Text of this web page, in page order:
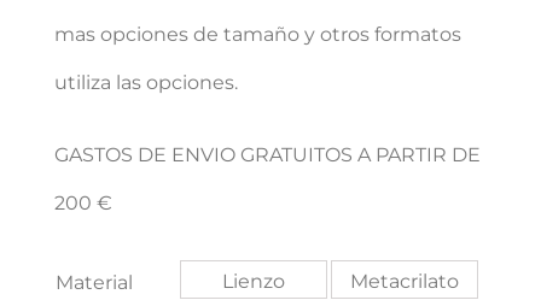
mas opciones de tamaño y otros formatos
utiliza las opciones.
GASTOS DE ENVIO GRATUITOS A PARTIR DE
200 €
Material Lienzo Metacrilato